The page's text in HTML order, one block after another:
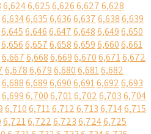
6,6246,6256,6266,6276,628
6,6346,6356,6366,6376,6386,639
6,6456,6466,6476,6486,6496,650
6,6566,6576,6586,6596,6606,661
6,6676,6686,6696,6706,6716,672
6,6786,6796,6806,6816,682
6,6886,6896,6906,6916,6926,693
6,6996,7006,7016,7026,7036,704
6,7106,7116,7126,7136,7146,715
6,7216,7226,7236,7246,725